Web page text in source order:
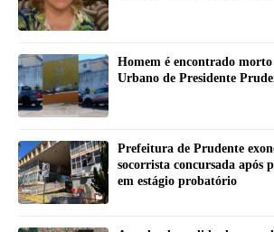
Homem é encontrado
Urbano de Presidente
Prefeitura de Prudente
socorrista concursada após
em estágio probatório